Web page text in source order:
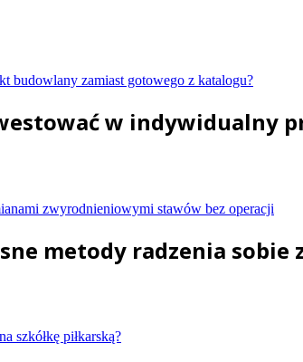
w indywidualny
metody radzenia